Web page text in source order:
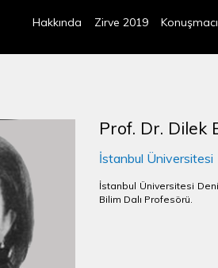
Hakkında Zirve 2019
Prof. Dr. Dilek
İstanbul Üniversitesi
İstanbul Üniversitesi
Bilim Dalı Profesörü.